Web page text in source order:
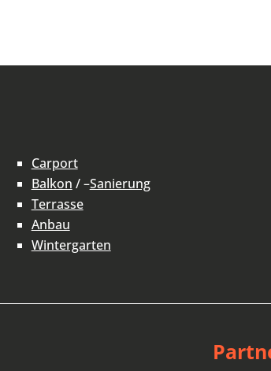
Carport
Balkon / –Sanierung
Terrasse
Anbau
Wintergarten